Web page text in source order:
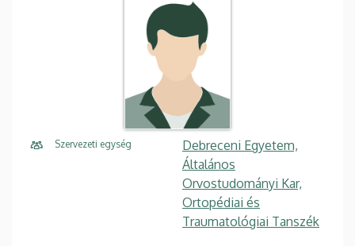
Szervezeti egység
Debreceni Egyetem,
Általános
Orvostudományi Kar,
Ortopédiai és
Traumatológiai Tanszék